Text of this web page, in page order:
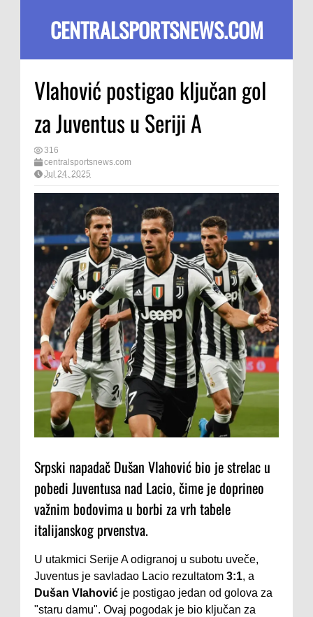
CENTRALSPORTSNEWS.COM
Vlahović postigao ključan gol
za Juventus u Seriji A
316
centralsportsnews.com
Jul 24, 2025
Srpski napadač Dušan Vlahović bio je strelac u
pobedi Juventusa nad Lacio, čime je doprineo
važnim bodovima u borbi za vrh tabele
italijanskog prvenstva.
U utakmici Serije A odigranoj u subotu uveče,
Juventus je savladao Lacio rezultatom 3:1, a
Dušan Vlahović je postigao jedan od golova za
"staru damu". Ovaj pogodak je bio ključan za